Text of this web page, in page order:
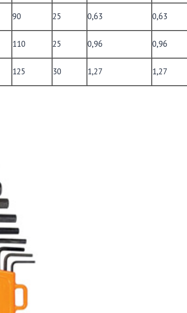
90 25 0,63 0,63
110 25 0,96 0,96
125 30 1,27 1,27